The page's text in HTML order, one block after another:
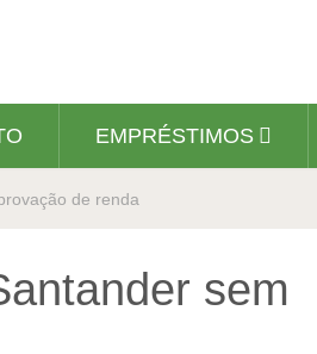
EMPRÉSTIMOS
de renda
sem